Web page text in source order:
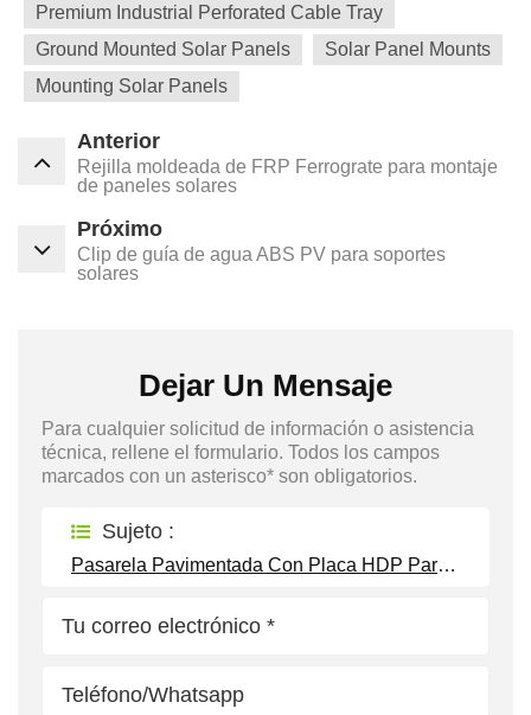
Premium Industrial Perforated Cable Tray
Ground Mounted Solar Panels
Solar Panel Mounts
Mounting Solar Panels
Anterior
Rejilla moldeada de FRP Ferrograte para montaje
de paneles solares
Próximo
Clip de guía de agua ABS PV para soportes
solares
Dejar Un Mensaje
Para cualquier solicitud de información o asistencia
técnica, rellene el formulario. Todos los campos
marcados con un asterisco* son obligatorios.
Sujeto :
Pasarela Pavimentada Con Placa HDP Para Montaje De Paneles Solares